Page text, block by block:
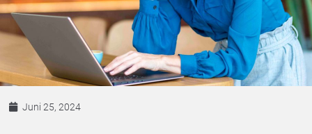
Juni 25, 2024